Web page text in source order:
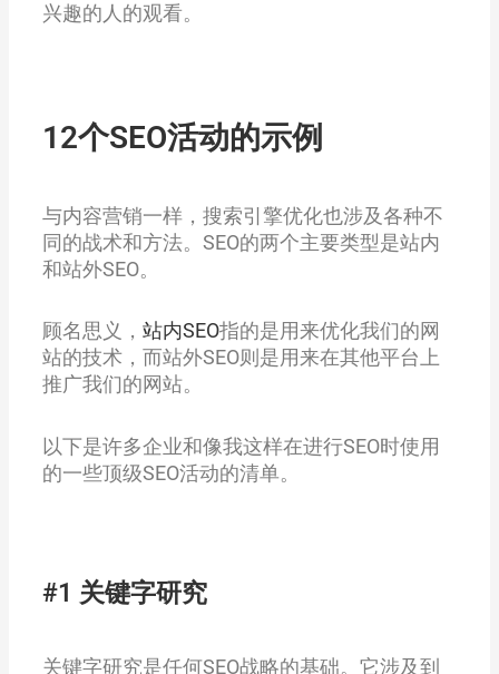
兴趣的人的观看。
12个SEO活动的示例
与内容营销一样，搜索引擎优化也涉及各种不
同的战术和方法。SEO的两个主要类型是站内
和站外SEO。
顾名思义， 站内SEO指的是用来优化我们的网
站的技术，而站外SEO则是用来在其他平台上
推广我们的网站。
以下是许多企业和像我这样在进行SEO时使用
的一些顶级SEO活动的清单。
#1 关键字研究
关键字研究是任何SEO战略的基础。它涉及到